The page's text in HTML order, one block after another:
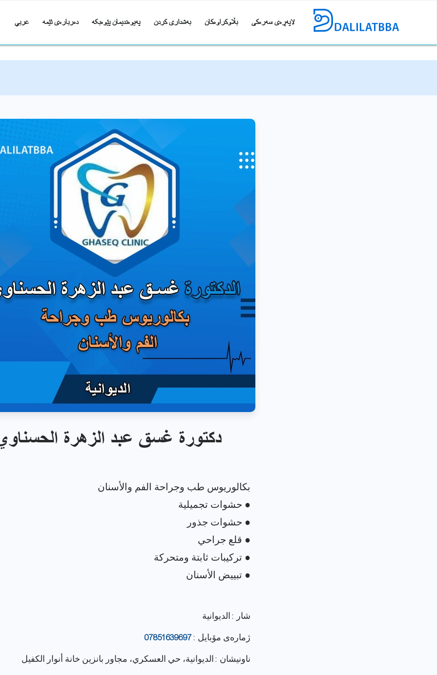
لاپەڕەی سەرەکی بڵاوکراوەکان بەشداری کردن پەیوەندیمان پێوەبکە دەربارەی ئێمە عربي
دكتورة غسق عبد الزهرة
شار : الديوانية
ژماره‌ی مۆبایل :07851639697
ناونيشان : الديوانية، حي العسكري، مجاور بانزين خانة أنوار الكفيل